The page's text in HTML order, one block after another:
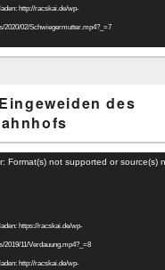
http://racskai.de/wp-
2020/02/Schwiegermutter.mp4?_=7
des
Format(s) not supported or source(s)
https://racskai.de/wp-
2019/11/Verdauung.mp4?_=8
http://racskai.de/wp-